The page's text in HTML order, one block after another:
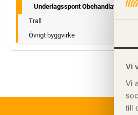
Vi
Vi
till
Underlagsspont Obehandlat
Trall
Övrigt byggvirke